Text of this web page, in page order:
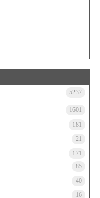
5237
1601
181
21
171
85
40
16